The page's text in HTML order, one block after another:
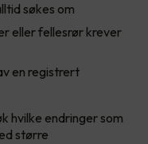
søkes om
eller fellesrør krever
en registrert
hvilke endringer som
større